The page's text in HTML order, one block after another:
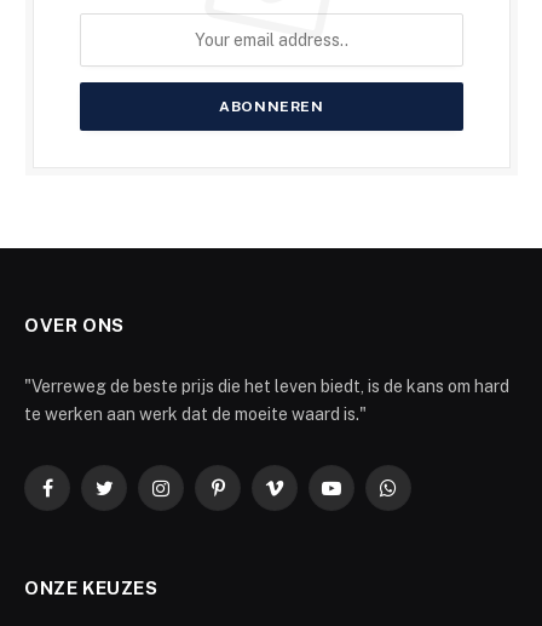
OVER ONS
"Verreweg de beste prijs die het leven biedt, is de kans om hard
te werken aan werk dat de moeite waard is."
FacebookTwitterInstagramPinterestVimeo YouTubeWhatsApp
ONZE KEUZES